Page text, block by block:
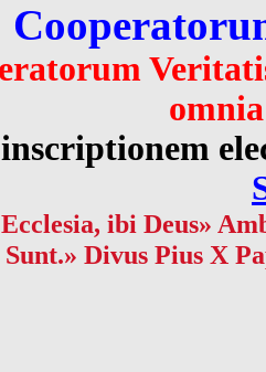
ibi Deus»
Sunt.» Divus Pius X